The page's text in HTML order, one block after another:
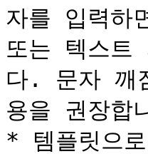
자를 입력하
또는 텍스트
다. 문자 깨
용을 권장합
* 템플릿으